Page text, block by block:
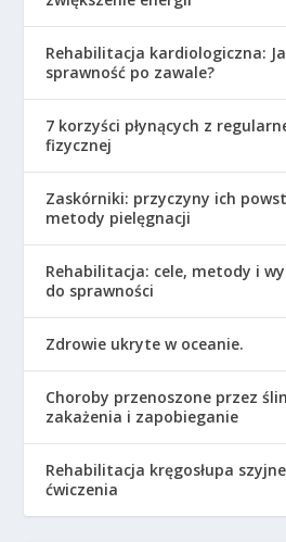
Rehabilitacja kardiologiczna:
sprawność po zawale?
7 korzyści płynących z
fizycznej
Zaskórniki: przyczyny ich
metody pielęgnacji
Rehabilitacja: cele, metody i
do sprawności
Zdrowie ukryte w oceanie.
Choroby przenoszone przez
zakażenia i zapobieganie
Rehabilitacja kręgosłupa
ćwiczenia